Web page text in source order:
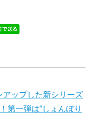
アップした新シリーズ
第一弾は“しょんぼり